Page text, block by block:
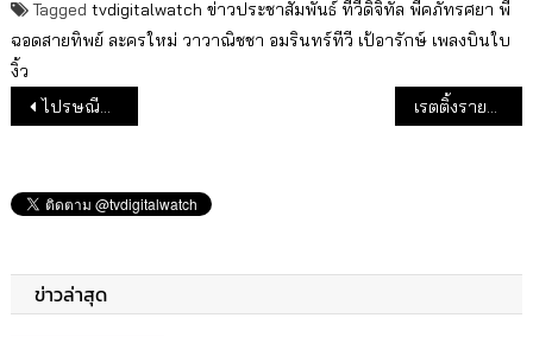
Tagged tvdigitalwatch ข่าวประชาสัมพันธ์ ทีวีดิจิทัล พีคภัทรศยา พี่
ฉอดสายทิพย์ ละครใหม่ วาวาณิชชา อมรินทร์ทีวี เป้อารักษ์ เพลงบินใบ
งิ้ว
แนะแนวเรื่อง
ไปรษณีย์ไทย ชู “บุรุษไปรษณีย์” จุดแข็ง เปิดเรื่องเรื่องจริงของบุรุษไปรษณีย์ “ฝากไปรฯ ให้ถึงเธอ” 16 พ.ย. นี้ เรตติ้งรายการทีวี วันช็อปปิ้ง 11.11.63
ข่าวล่าสุด